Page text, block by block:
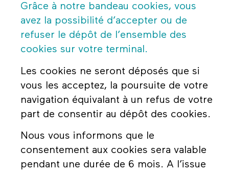
Grâce à notre bandeau cookies, vous
avez la possibilité d’accepter ou de
refuser le dépôt de l’ensemble des
cookies sur votre terminal.
Les cookies ne seront déposés que si
vous les acceptez, la poursuite de votre
navigation équivalant à un refus de votre
part de consentir au dépôt des cookies.
Nous vous informons que le
consentement aux cookies sera valable
pendant une durée de 6 mois. A l’issue